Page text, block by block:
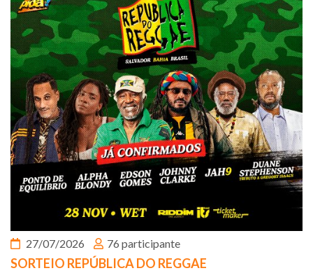
27/07/2026 76 participante
SORTEIO REPÚBLICA DO REGGAE